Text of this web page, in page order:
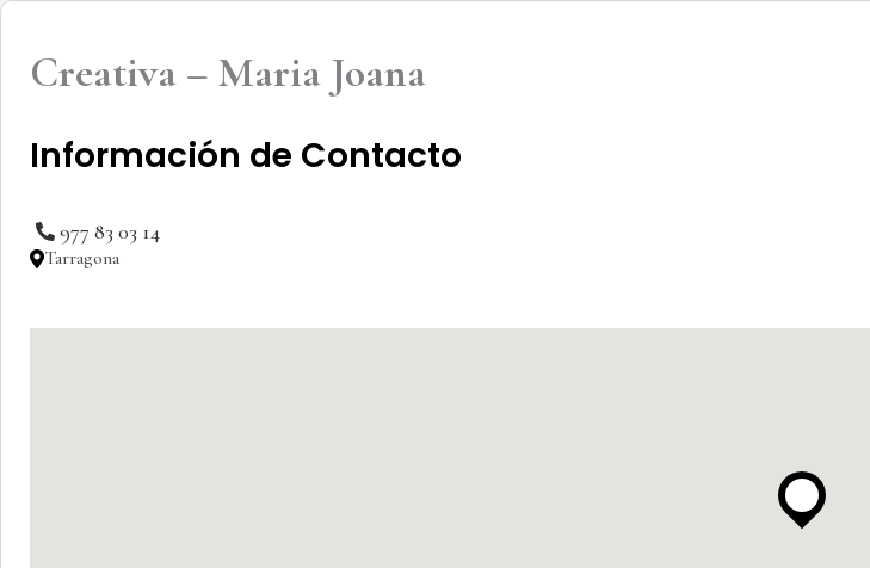
Creativa – Maria Joana
Información de Contacto
977 83 03 14
Tarragona